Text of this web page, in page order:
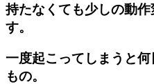
持たなくても少しの動
す。
一度起こってしまうと
もの。